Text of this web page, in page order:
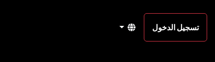
تسجيل الدخول